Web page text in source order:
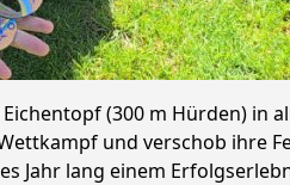
(300 m Hürden)
und verschob ihre
Jahr lang einem